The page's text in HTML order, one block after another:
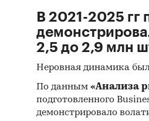
В 2021-2025 гг
2,5 до 2,9 млн
Неровная динамика
По данным «Анализа
подготовленного
демонстрировало